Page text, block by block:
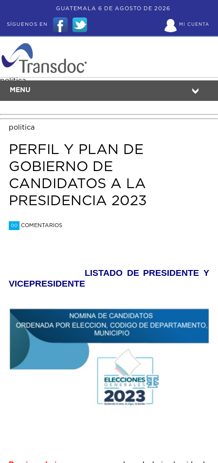
GUATEMALA 6 DE AGOSTO DE 2026
MI CUENTA
SÍGUENOS EN
MENU
politica
politica
PERFIL Y PLAN DE
GOBIERNO DE
CANDIDATOS A LA
PRESIDENCIA 2023
00 COMENTARIOS
LISTADO DE PRESIDENTE Y
VICEPRESIDENTE